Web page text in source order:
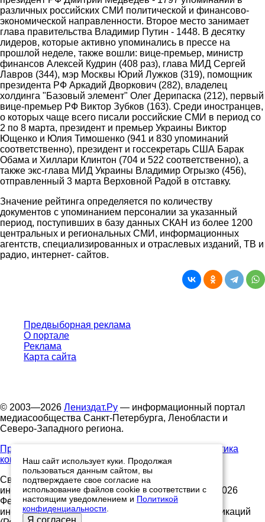
различных российских СМИ политической и финансово-
экономической направленности. Второе место занимает
глава правительства Владимир Путин - 1448. В десятку
лидеров, которые активно упоминались в прессе на
прошлой неделе, также вошли: вице-премьер, министр
финансов Алексей Кудрин (408 раз), глава МИД Сергей
Лавров (344), мэр Москвы Юрий Лужков (319), помощник
президента РФ Аркадий Дворкович (282), владелец
холдинга "Базовый элемент" Олег Дерипаска (212), первый
вице-премьер РФ Виктор Зубков (163). Среди иностранцев,
о которых чаще всего писали российские СМИ в период со
2 по 8 марта, президент и премьер Украины Виктор
Ющенко и Юлия Тимошенко (941 и 830 упоминаний
соответственно), президент и госсекретарь США Барак
Обама и Хиллари Клинтон (704 и 522 соответственно), а
также экс-глава МИД Украины Владимир Огрызко (456),
отправленный 3 марта Верховной Радой в отставку.
Значение рейтинга определяется по количеству
документов с упоминанием персоналии за указанный
период, поступивших в базу данных СКАН из более 1200
центральных и региональных СМИ, информационных
агентств, специализированных и отраслевых изданий, ТВ и
радио, интернет- сайтов.
Предвыборная реклама
О портале
Реклама
Карта сайта
© 2003—2026 Лениздат.Ру — информационный портал
медиасообщества Санкт-Петербурга, Ленобласти и
Северо-Западного региона.
Правила использования содержания сайта.
Политика
конфиденциальности.
Свидетельство о регистрации средства массовой
информации ЭЛ №ФС77-91046, выданное 10.03.2026
Федеральной службой по надзору в сфере связи,
информационных технологий и массовых коммуникаций
Наш сайт использует куки. Продолжая
пользоваться данным сайтом, вы
подтверждаете свое согласие на
использование файлов cookie в соответствии с
настоящим уведомлением и Политикой
конфиденциальности
Я согласен